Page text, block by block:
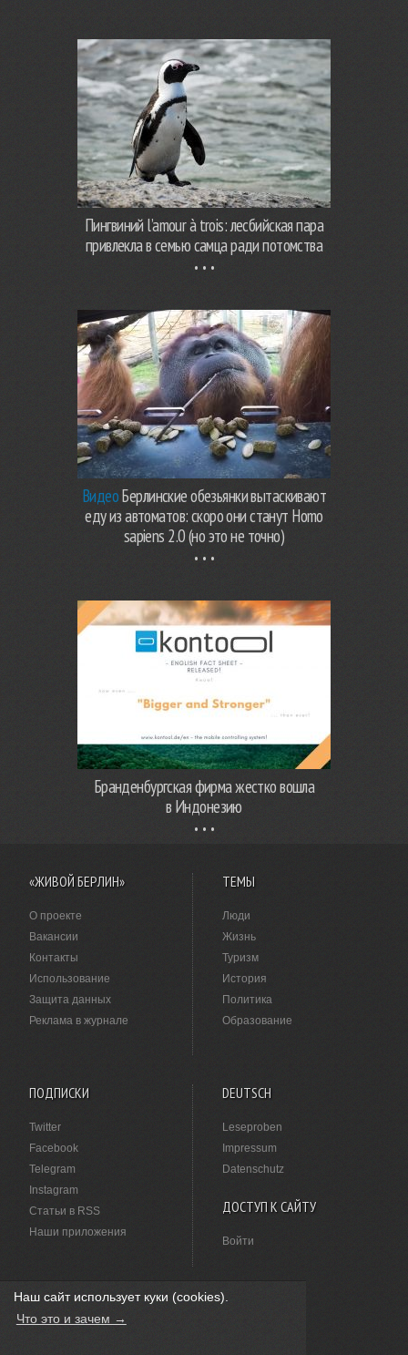
Наш сайт использует куки (cookies).
Что это и зачем →
Пингвиний l’amour à trois: лесбийская пара
привлекла в семью самца ради потомства
ВидеоБерлинские обезьянки вытаскивают
еду из автоматов: скоро они станут Homo
sapiens 2.0 (но это не точно)
Бранденбургская фирма жестко вошла
в Индонезию
«ЖИВОЙ БЕРЛИН»
О проекте
Вакансии
Контакты
Использование
Защита данных
Реклама в журнале
ТЕМЫ
Люди
Жизнь
Туризм
История
Политика
Образование
ПОДПИСКИ
Twitter
Facebook
Telegram
Instagram
Статьи в RSS
Наши приложения
DEUTSCH
Leseproben
Impressum
Datenschutz
ДОСТУП К САЙТУ
Войти
НАШЛИ ОПЕЧАТКУ?
Выделите ее мышкой и нажмите